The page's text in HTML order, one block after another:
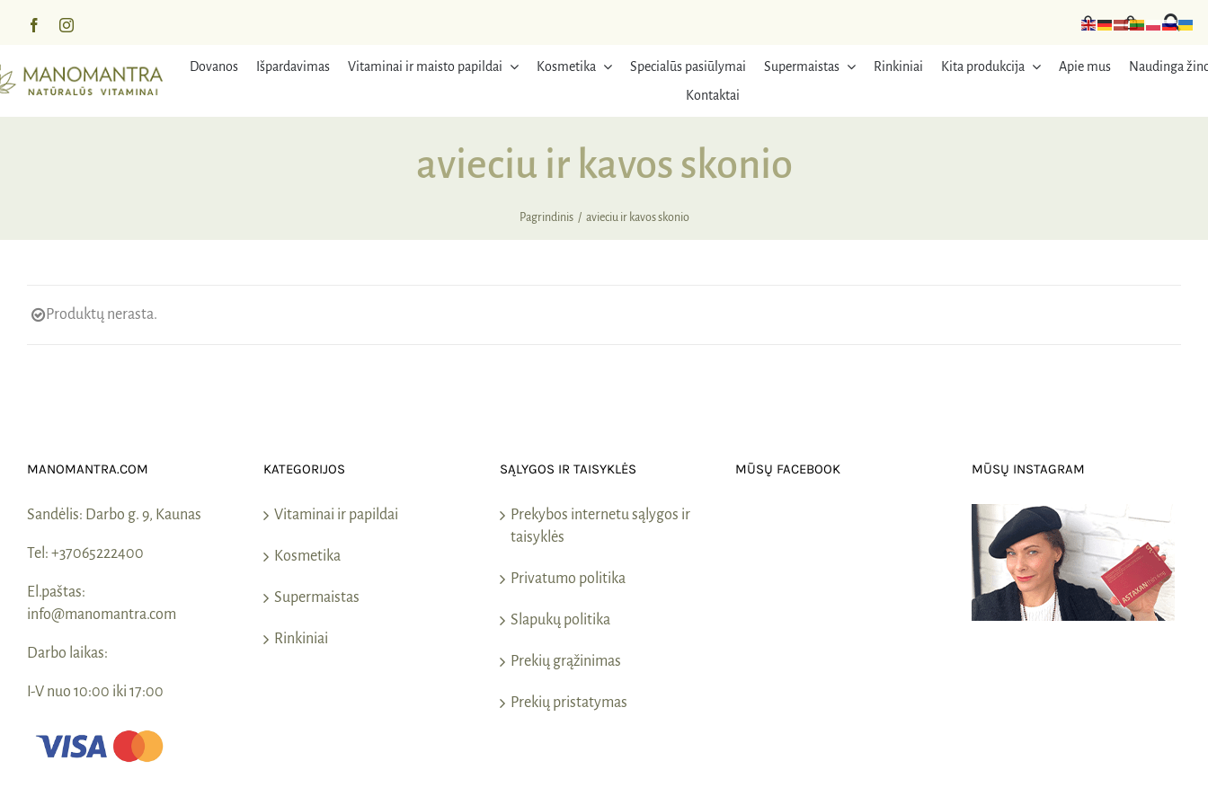
turinį
Dovanos Išpardavimas Vitaminai ir maisto papildai Kosmetika Specialūs pasiūlymai Supermaistas Rinkiniai Kita produkcija Apie mus
Naudinga
Kontaktai
avieciu ir kavos skonio
Pagrindinis avieciu ir kavos skonio
Produktų nerasta.
MANOMANTRA.COM
Sandėlis: Darbo g. 9, Kaunas
Tel: +37065222400
El.paštas:
info@manomantra.com
Darbo laikas:
I-V nuo 10:00 iki 17:00
KATEGORIJOS
Vitaminai ir papildai
Kosmetika
Supermaistas
Rinkiniai
SĄLYGOS IR TAISYKLĖS
Prekybos internetu sąlygos ir
taisyklės
Privatumo politika
Slapukų politika
Prekių grąžinimas
Prekių pristatymas
MŪSŲ FACEBOOK MŪSŲ INSTAGRAM